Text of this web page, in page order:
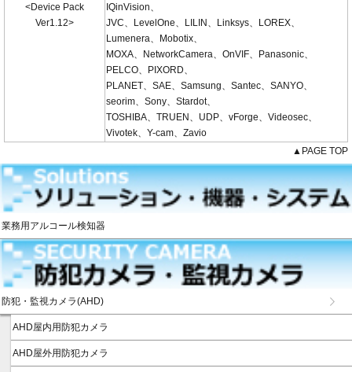
<Device Pack
Ver1.12>
IQinVision、
JVC、LevelOne、LILIN、Linksys、LOREX、
Lumenera、Mobotix、
MOXA、NetworkCamera、OnVIF、Panasonic、
PELCO、PIXORD、
PLANET、SAE、Samsung、Santec、SANYO、
seorim、Sony、Stardot、
TOSHIBA、TRUEN、UDP、vForge、Videosec、
Vivotek、Y-cam、Zavio
▲PAGE TOP
業務用アルコール検知器
防犯・監視カメラ(AHD)
AHD屋内用防犯カメラ
AHD屋外用防犯カメラ